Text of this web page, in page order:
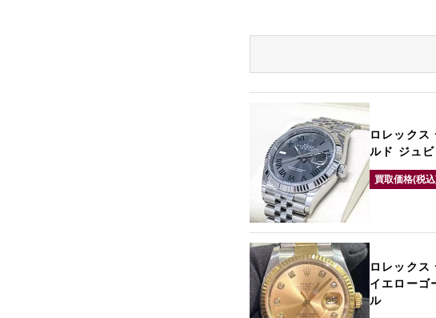
ロレック
ルド ジュ
買取価格(税
ロレック
イエローゴ
ル